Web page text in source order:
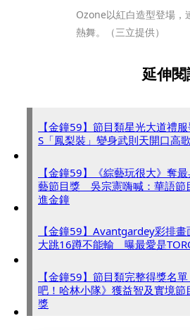
Ozone以紅白造型登場，
熱舞。（三立提供）
延伸
【金鐘59】節目類星光大道禮
S「鳳梨裝」變身武則天開口高歌
【金鐘59】《綜藝玩很大》奪
藝節目獎 吳宗憲嗨喊：華語節
進金鐘
【金鐘59】Avantgardey彩排畫
大跳16蹲不能輸 曝最愛是
【金鐘59】節目類完整得獎名
吧！哈林小隊》獲益智及實境節
獎